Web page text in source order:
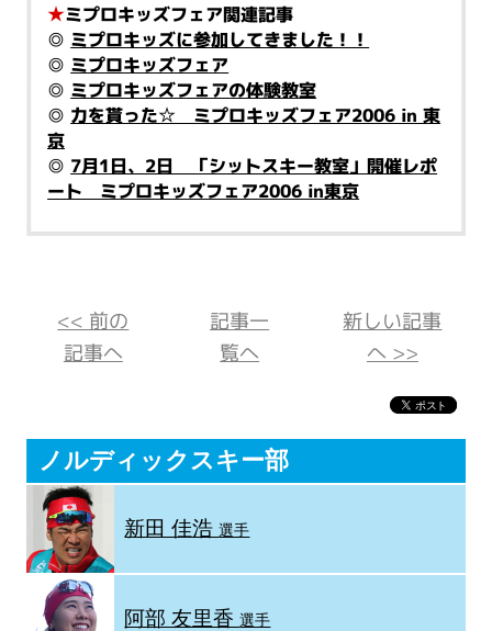
★ミプロキッズフェア関連記事
◎ ミプロキッズに参加してきました！！
◎ ミプロキッズフェア
◎ ミプロキッズフェアの体験教室
◎ 力を貰った☆ ミプロキッズフェア2006 in 東
京
◎ 7月1日、2日 「シットスキー教室」開催レポ
ート ミプロキッズフェア2006 in東京
<< 前の
記事へ
記事一
覧へ
新しい記事
へ >>
ノルディックスキー部
新田 佳浩選手
阿部 友里香選手